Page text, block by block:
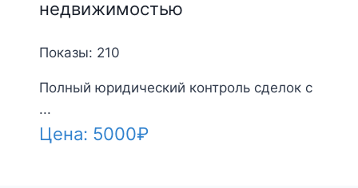
недвижимостью
Показы: 210
Полный юридический контроль сделок с
...
Цена: 5000₽